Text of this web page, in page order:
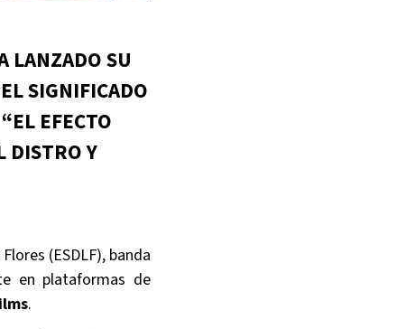
LANZADO SU
SIGNIFICADO
EFECTO
DISTRO Y
(ESDLF), banda
en plataformas de
.